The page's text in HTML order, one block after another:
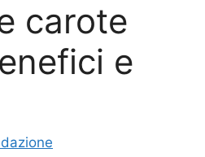
carote
e